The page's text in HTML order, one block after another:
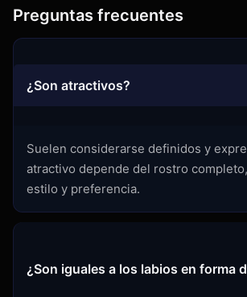
Preguntas frecuentes
¿Son atractivos?
Suelen considerarse definidos y
atractivo depende del rostro
estilo y preferencia.
¿Son iguales a los labios en forma